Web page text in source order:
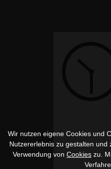
Wir nutzen eigene Cookies und
Nutzererlebnis zu gestalten
Verwendung von Cookies zu.